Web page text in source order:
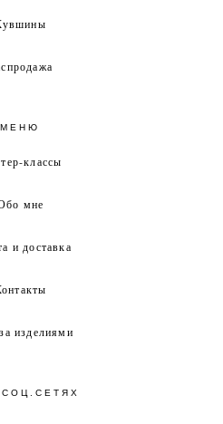
МЕНЮ
классы
мне
и доставка
изделиями